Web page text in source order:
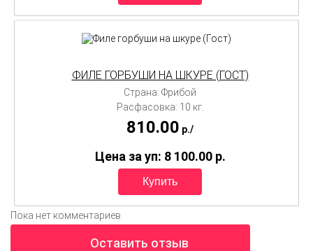
ФИЛЕ ГОРБУШИ НА ШКУРЕ (ГОСТ)
Страна: Фрибой
Расфасовка: 10 кг.
810.00 p./
Цена за уп: 8 100.00 p.
Пока нет комментариев
Оставить отзыв